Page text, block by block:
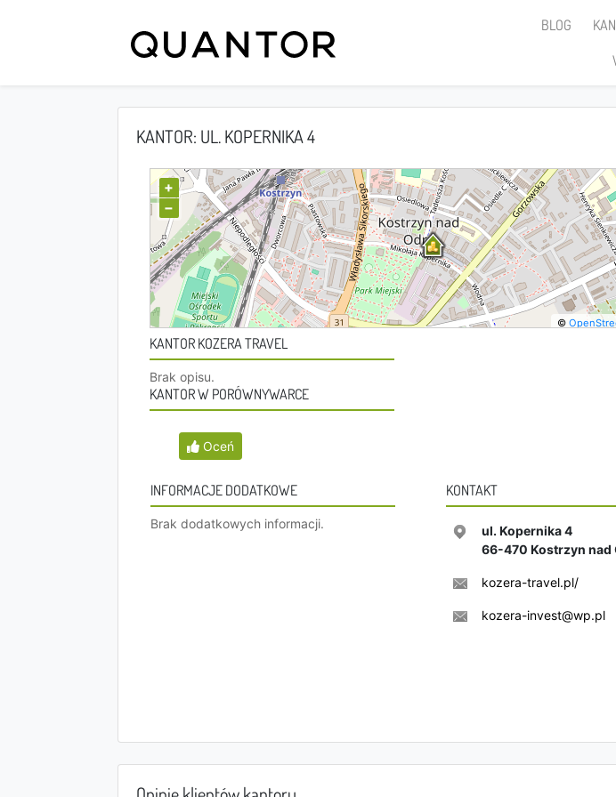
BLOG
KANTOR: UL. KOPERNIKA 4
+
−
©
KANTOR KOZERA TRAVEL
Brak opisu.
KANTOR W PORÓWNYWARCE
Oceń
INFORMACJE DODATKOWE
Brak dodatkowych informacji.
KONTAKT
ul. Kopernika 4
66-470 Kostrzyn nad
kozera-travel.pl/
kozera-invest@wp.pl